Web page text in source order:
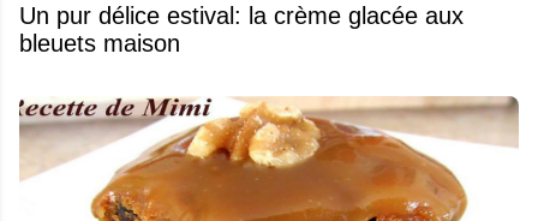
Un pur délice estival: la crème glacée aux
bleuets maison